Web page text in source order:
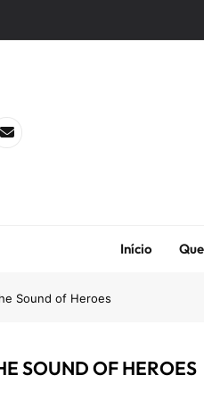
Início
Sound of Heroes
SOUND OF HEROES